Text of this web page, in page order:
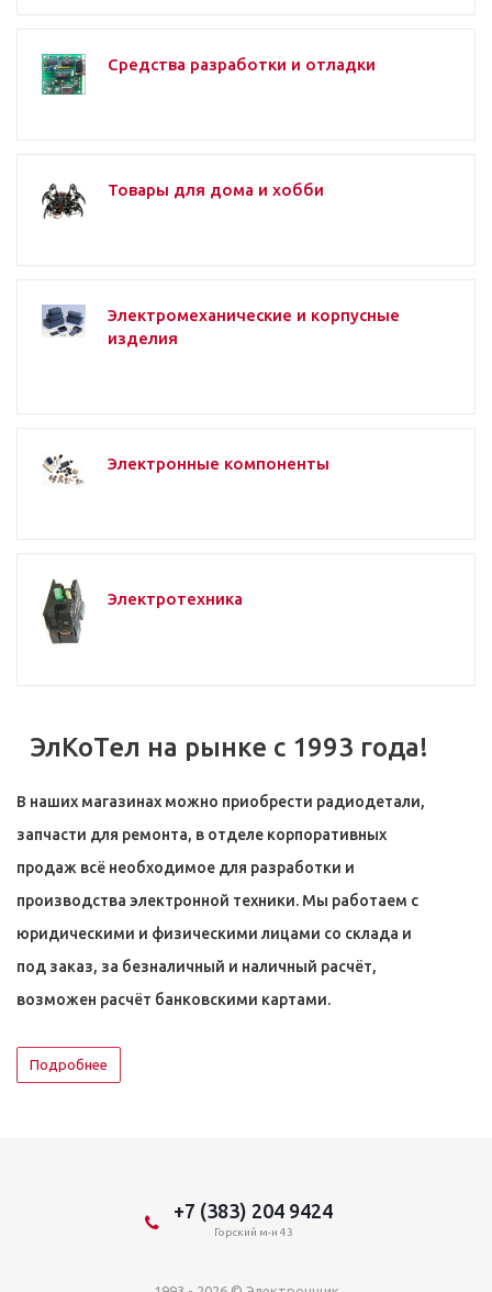
Средства разработки и отладки
Товары для дома и хобби
Электромеханические и корпусные
изделия
Электронные компоненты
Электротехника
ЭлКоТел на рынке с 1993 года!
В наших магазинах можно приобрести радиодетали,
запчасти для ремонта, в отделе корпоративных
продаж всё необходимое для разработки и
производства электронной техники. Мы работаем с
юридическими и физическими лицами со склада и
под заказ, за безналичный и наличный расчёт,
возможен расчёт банковскими картами.
Подробнее
+7 (383) 204 9424
Горский м-н 43